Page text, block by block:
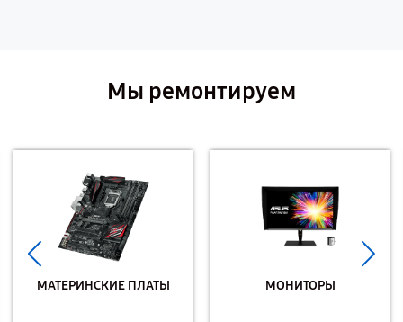
Мы ремонтируем
МАТЕРИНСКИЕ ПЛАТЫ МОНИТОРЫ